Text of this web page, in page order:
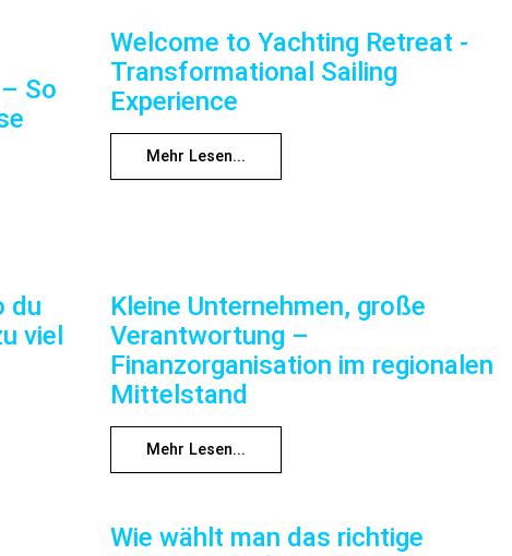
So
Welcome to Yachting Retreat -
Transformational Sailing
Experience
Mehr Lesen...
du
viel
Kleine Unternehmen, große
Verantwortung –
Finanzorganisation im regionalen
Mittelstand
Mehr Lesen...
Wie wählt man das richtige